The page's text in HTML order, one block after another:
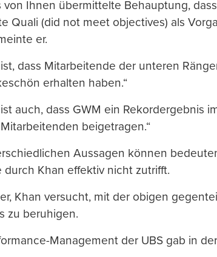
von Ihnen übermittelte Behauptung,
Quali (did not meet objectives) als
er.
ist, dass Mitarbeitende der unteren
erhalten haben.“
auch, dass GWM ein Rekordergebnis
beigetragen.“
Aussagen können
durch Khan effektiv nicht zutrifft.
Khan versucht, mit der obigen
zu beruhigen.
Management der UBS gab in